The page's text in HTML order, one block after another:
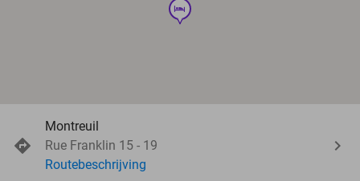
hotel
Montreuil
Rue Franklin 15 - 19
Routebeschrijving